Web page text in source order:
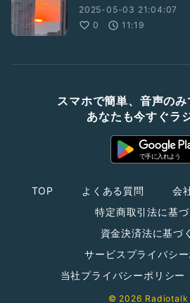
2025-05-03 21:04:07
0
11:19
スマホで簡単、音声のみ
あなたも今すぐラ
TOP よくある質問 会
特定商取引法に基
資金決済法に基づ
サービスプライバシ
当社プライバシーポリシー
© 2026 Radiotalk